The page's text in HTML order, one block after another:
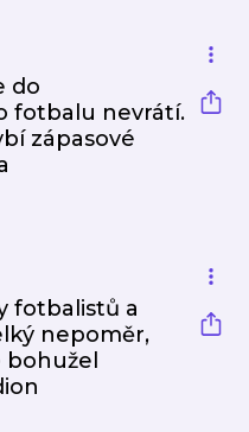
do
fotbalu nevrátí.
zápasové
fotbalistů a
nepoměr,